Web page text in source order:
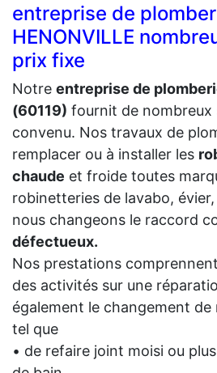
entreprise de
HENONVILLE
prix fixe
Notre entreprise de
(60119) fournit de nombreux
convenu. Nos travaux de
remplacer ou à installer les
chaude et froide toutes
robinetteries de lavabo,
nous changeons le raccord
défectueux.
Nos prestations
des activités sur une
également le changement
tel que
• de refaire joint moisi ou